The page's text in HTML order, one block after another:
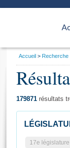
Vous
Accueil Recherche
179871 résultats
17e législature